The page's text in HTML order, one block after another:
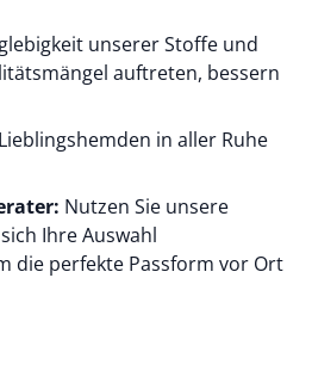
unserer Stoffe und
auftreten, bessern
in aller Ruhe
Nutzen Sie unsere
Ihre Auswahl
die perfekte Passform vor Ort